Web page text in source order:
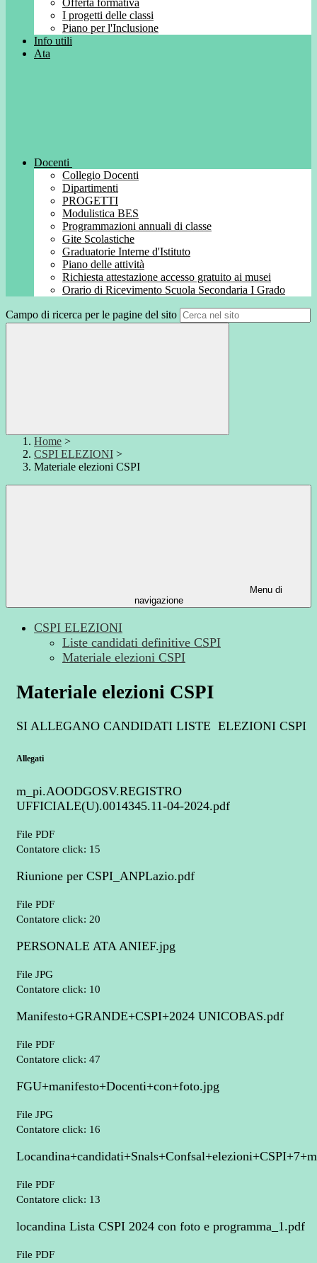
Offerta formativa
I progetti delle classi
Piano per l'Inclusione
Info utili
Ata
Docenti
Collegio Docenti
Dipartimenti
PROGETTI
Modulistica BES
Programmazioni annuali di classe
Gite Scolastiche
Graduatorie Interne d'Istituto
Piano delle attività
Richiesta attestazione accesso gratuito ai musei
Orario di Ricevimento Scuola Secondaria I Grado
Campo di ricerca per le pagine del sito
Home >
CSPI ELEZIONI >
Materiale elezioni CSPI
Menu di
navigazione
CSPI ELEZIONI
Liste candidati definitive CSPI
Materiale elezioni CSPI
Materiale elezioni CSPI
SI ALLEGANO CANDIDATI LISTE ELEZIONI CSPI
Allegati
m_pi.AOODGOSV.REGISTRO
UFFICIALE(U).0014345.11-04-2024.pdf
File PDF
Contatore click: 15
Riunione per CSPI_ANPLazio.pdf
File PDF
Contatore click: 20
PERSONALE ATA ANIEF.jpg
File JPG
Contatore click: 10
Manifesto+GRANDE+CSPI+2024 UNICOBAS.pdf
File PDF
Contatore click: 47
FGU+manifesto+Docenti+con+foto.jpg
File JPG
Contatore click: 16
File PDF
Contatore click: 13
locandina Lista CSPI 2024 con foto e programma_1.pdf
File PDF